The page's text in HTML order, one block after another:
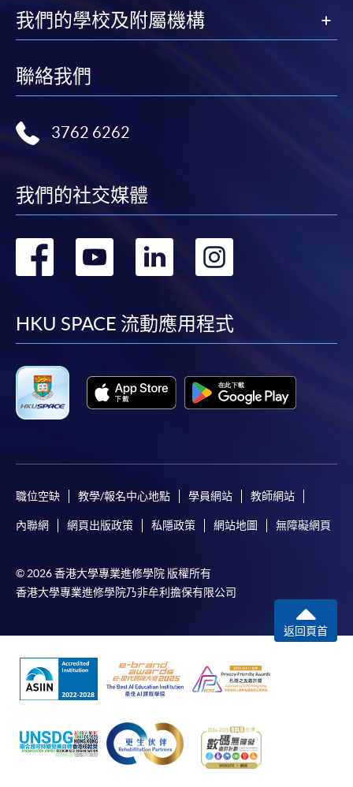
我們的學校及附屬機構
聯絡我們
3762 6262
我們的社交媒體
轉
facebook
轉
youtube
轉
linkedin
轉
HKU SPACE 流動應用程式
職位空缺 教學/報名中心地點 學員網站 教師網站
內聯網 網頁出版政策 私隱政策 網站地圖 無障礙網頁
© 2026 香港大學專業進修學院 版權所有
香港大學專業進修學院乃非牟利擔保有限公司
返回頁首